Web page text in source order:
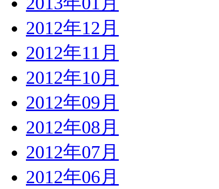
2012年12月
2012年11月
2012年10月
2012年09月
2012年08月
2012年07月
2012年06月